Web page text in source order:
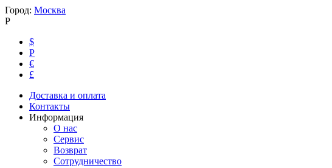
Город: Москва
Р
$
Р
€
£
Доставка и оплата
Контакты
Информация
О нас
Сервис
Возврат
Сотрудничество